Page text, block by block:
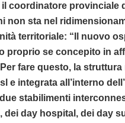
coordinatore provinciale
non sta nel
territoriale: “Il nuovo
proprio se concepito in
fare questo, la
e integrata all’interno
stabilimenti
day hospital, dei day